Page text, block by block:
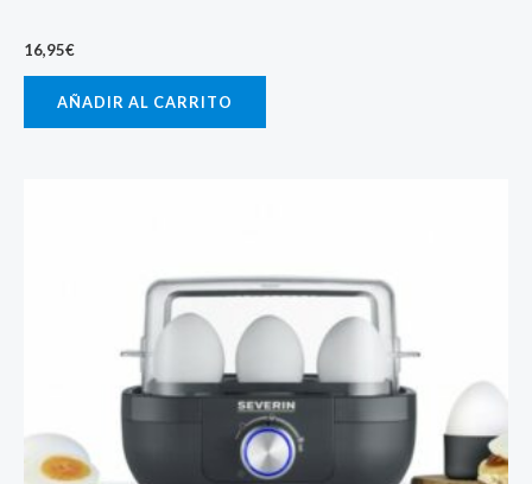
16,95€
AÑADIR AL CARRITO